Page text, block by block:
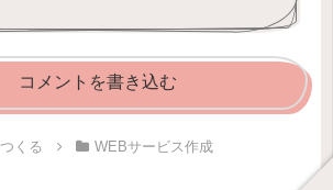
コメントを書き込む
つくる WEBサービス作成